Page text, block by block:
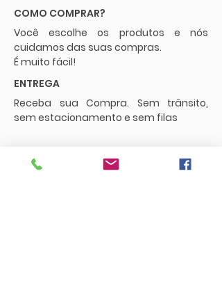
COMO COMPRAR?
Você escolhe os produtos e nós
cuidamos das suas compras.
É muito fácil!
ENTREGA
Receba sua Compra. Sem trânsito,
sem estacionamento e sem filas
POLÍTICAS